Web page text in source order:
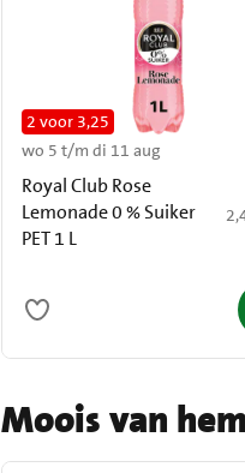
Royal Club Rose
Lemonade 0 % Suiker
PET 1 L
2 voor 3,25
wo 5 t/m di 11 aug
€
Moois van